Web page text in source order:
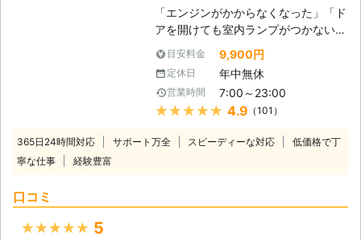
テリーの問題を解決するのか？】 弊
社はジャンプスタートを使ってお客様
のカーバッテリーへ電力を注入しま
す。ジャンプスタートとは、弊社の自
動車を使ってお客様のバッテリーと接
続することです。 もし、それで解決
できなかった場合、バッテリーが寿命
の可能性があります。そんなときは、
車のバッテリーを交換いたしますので
「エンジンがかからなくなった」「ド
アを開けても室内ランプがつかない」
バッテリーが上がってしまうと車にこ
のような症状があらわれます。 バッ
テリーが上がる＝バッテリーに蓄電さ
れている電気がないので車を動かすこ
とができなくなります。 普段は動い
困りますし、慣れていない方はパニッ
目安料金 9,900円
定休日 年中無休
営業時間 7:00～23:00
★★★★★ 4.9 （101）
365日24時間対応 サポート万全 スピーディーな対応
低価格で丁
寧な仕事
経験豊富
口コミ
★★★★★ 5